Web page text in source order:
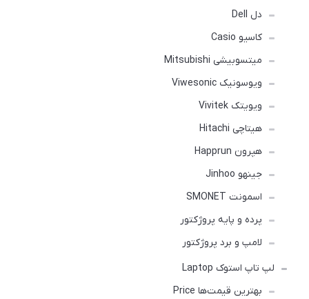
دل Dell
کاسیو Casio
میتسوبیشی Mitsubishi
ویوسونیک Viwesonic
ویویتک Vivitek
هیتاچی Hitachi
هپرون Happrun
جینهو Jinhoo
اسمونت SMONET
پرده و پایه پروژکتور
لامپ و برد پروژکتور
لپ تاپ استوک Laptop
بهترین قیمت‌ها Price